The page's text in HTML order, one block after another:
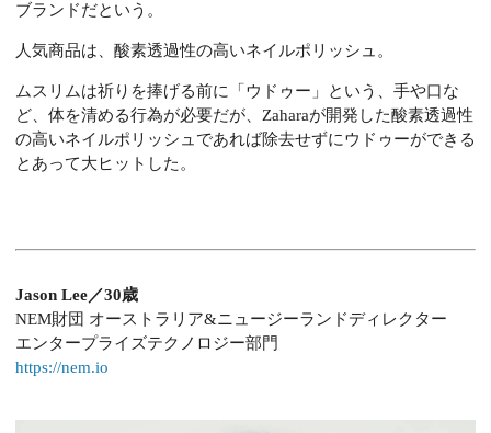
ブランドだという。
人気商品は、酸素透過性の高いネイルポリッシュ。
ムスリムは祈りを捧げる前に「ウドゥー」という、手や口な
ど、体を清める行為が必要だが、Zaharaが開発した酸素透過性
の高いネイルポリッシュであれば除去せずにウドゥーができる
とあって大ヒットした。
Jason Lee／30歳
NEM財団 オーストラリア&ニュージーランドディレクター
エンタープライズテクノロジー部門
https://nem.io